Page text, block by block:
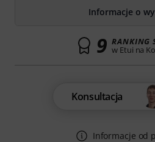
Informacje o
9 RANKING
w Etui na
Konsultacja
Informacje od